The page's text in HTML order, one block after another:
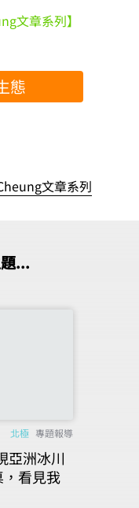
文章系列】
態
文章系列
...
北極 專題報導
亞洲冰川
看見我